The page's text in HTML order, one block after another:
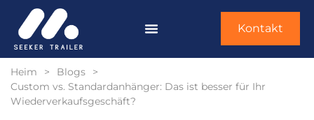
Kontakt
Heim > Blogs
>
Custom vs. Standardanhänger: Das ist besser für Ihr
Wiederverkaufsgeschäft?